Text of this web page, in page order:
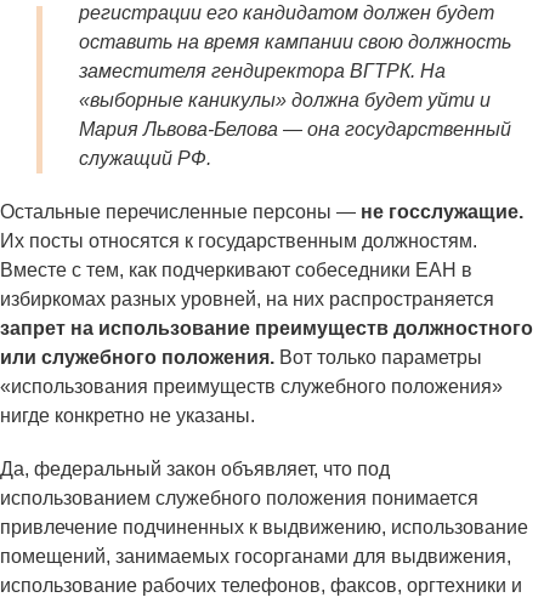
регистрации его кандидатом должен будет
оставить на время кампании свою должность
заместителя гендиректора ВГТРК. На
«выборные каникулы» должна будет уйти и
Мария Львова-Белова — она государственный
служащий РФ.
Остальные перечисленные персоны — не госслужащие.
Их посты относятся к государственным должностям.
Вместе с тем, как подчеркивают собеседники ЕАН в
избиркомах разных уровней, на них распространяется
запрет на использование преимуществ должностного
или служебного положения. Вот только параметры
«использования преимуществ служебного положения»
нигде конкретно не указаны.
Да, федеральный закон объявляет, что под
использованием служебного положения понимается
привлечение подчиненных к выдвижению, использование
помещений, занимаемых госорганами для выдвижения,
использование рабочих телефонов, факсов, оргтехники и